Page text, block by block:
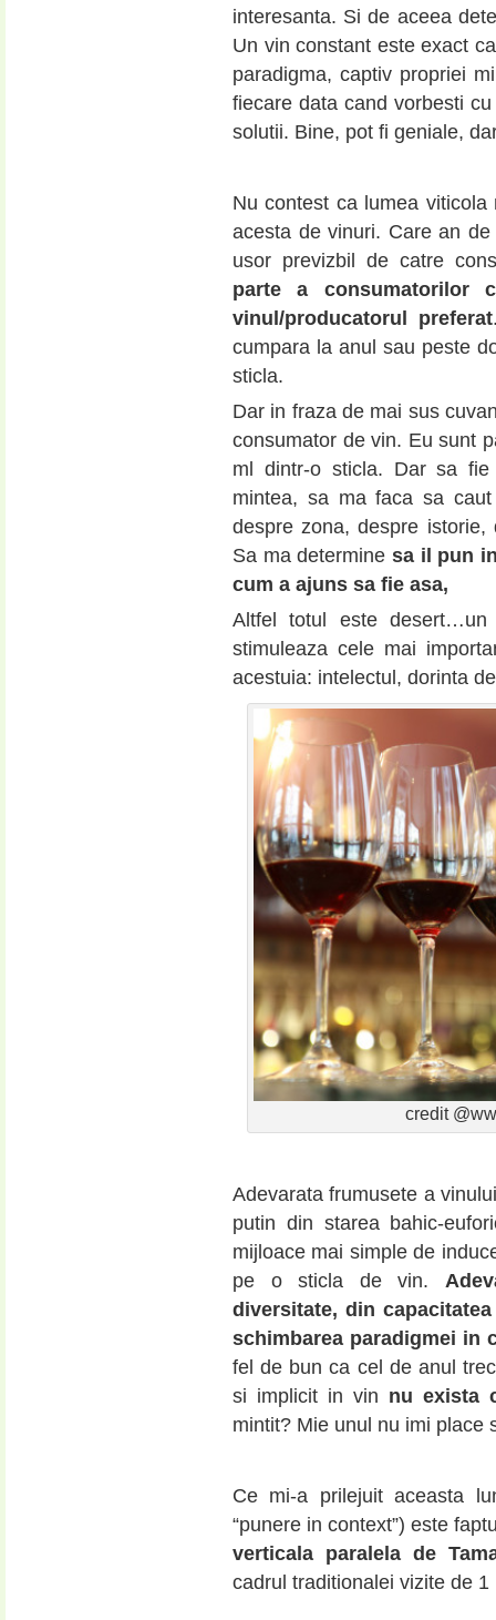
interesanta. Si de aceea
Un vin constant este exact
paradigma, captiv propriei
fiecare data cand vorbesti
solutii. Bine, pot fi geniale,
Nu contest ca lumea
acesta de vinuri. Care an
usor previzbil de catre
parte a consumatorilor
vinul/producatorul preferat
cumpara la anul sau peste
sticla.
Dar in fraza de mai sus
consumator de vin. Eu sunt
ml dintr-o sticla. Dar sa
mintea, sa ma faca sa
despre zona, despre
Sa ma determine sa il pun
cum a ajuns sa fie asa,
Altfel totul este
stimuleaza cele mai
acestuia: intelectul, dorinta
credit
Adevarata frumusete a
putin din starea bahic-
mijloace mai simple de
pe o sticla de vin.
diversitate, din
schimbarea paradigmei in
fel de bun ca cel de anul
si implicit in vin nu exista
mintit? Mie unul nu imi place
Ce mi-a prilejuit aceasta
“punere in context”) este
verticala paralela de
cadrul traditionalei vizite de 1